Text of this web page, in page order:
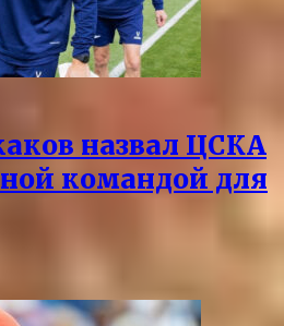
назвал ЦСКА
командой для